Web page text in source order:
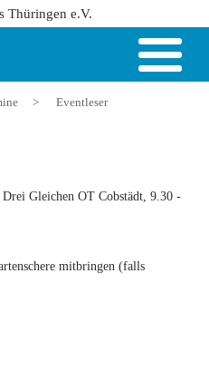
Thüringen e.V.
> Eventleser
Gleichen OT Cobstädt, 9.30 -
mitbringen (falls